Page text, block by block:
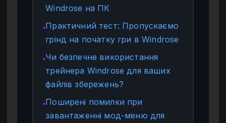
Windrose на ПК
●Практичний тест: Пропускаємо
грінд на початку гри в Windrose
●Чи безпечне використання
трейнера Windrose для ваших
файлів збережень?
●Поширені помилки при
завантаженні мод-меню для